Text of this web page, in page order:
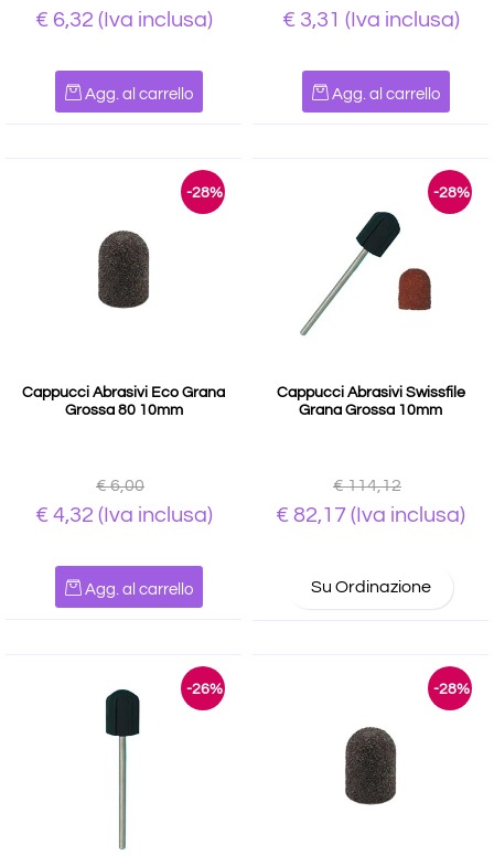
€ 6,32 (Iva inclusa)
Agg. al carrello
€ 3,31 (Iva inclusa)
Agg. al carrello
-28%
Cappucci Abrasivi Eco Grana
Grossa 80 10mm
€ 6,00
€ 4,32 (Iva inclusa)
Agg. al carrello
-28%
Cappucci Abrasivi Swissfile
Grana Grossa 10mm
€ 114,12
€ 82,17 (Iva inclusa)
Su Ordinazione
-26% -28%